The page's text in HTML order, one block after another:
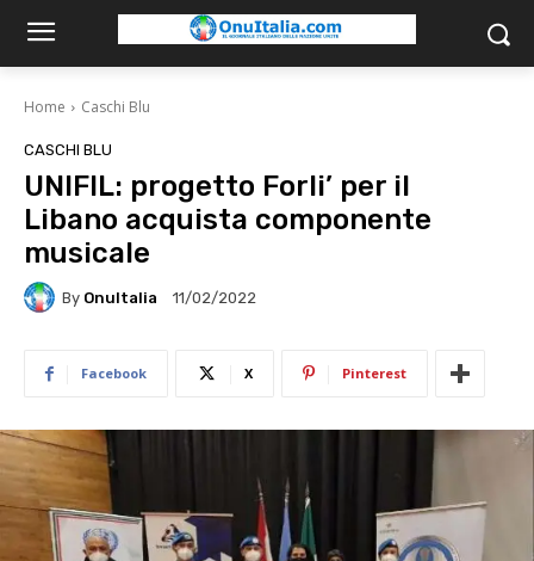
Home Caschi Blu
CASCHI BLU
UNIFIL: progetto Forli’ per il
Libano acquista componente
musicale
By OnuItalia 11/02/2022
Facebook X Pinterest